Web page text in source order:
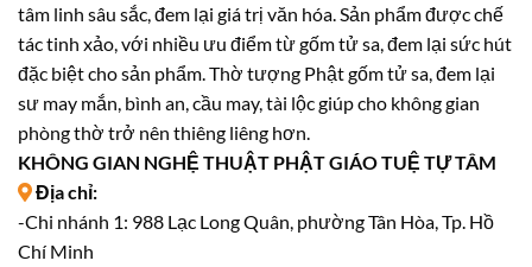
tâm linh sâu sắc, đem lại giá trị văn hóa. Sản phẩm được chế
tác tinh xảo, với nhiều ưu điểm từ gốm tử sa, đem lại sức hút
đặc biệt cho sản phẩm. Thờ tượng Phật gốm tử sa, đem lại
sư may mắn, bình an, cầu may, tài lộc giúp cho không gian
phòng thờ trở nên thiêng liêng hơn.
KHÔNG GIAN NGHỆ THUẬT PHẬT GIÁO TUỆ TỰ TÂM
Địa chỉ:
-Chi nhánh 1: 988 Lạc Long Quân, phường Tân Hòa, Tp. Hồ
Chí Minh